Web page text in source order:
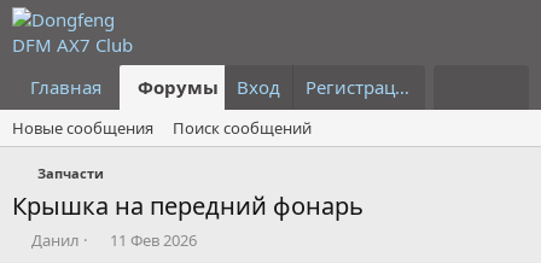
Главная Форумы Что нового?
Вход Регистрация
Новые сообщения Поиск сообщений
Запчасти
Крышка на передний фонарь
А
Данил
Д11 Фев 2026